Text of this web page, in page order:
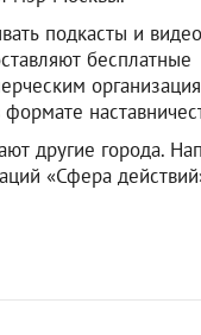
подкасты и
бесплатные
другие города.
«Сфера